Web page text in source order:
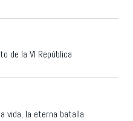
de la VI República
vida, la eterna batalla